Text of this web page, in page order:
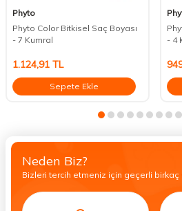
Phyto
Phyto Color Bitkisel Saç Boyası
- 7 Kumral
1.124,91 TL
Sepete Ekle
- 4
Neden Biz?
Bizleri tercih etmeniz için geçerli birkaç